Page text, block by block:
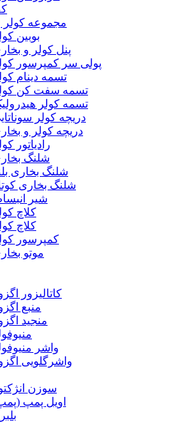
مجموعه کولر
بوبین
پنل کولر و
پولی سر کمپرسور
تسمه دینام
تسمه سفت کن
تسمه کولر
دریچه کولر
دریچه کولر و
رادیاتور
شلنگ
شلنگ بخاری
شلنگ بخاری
شیر
کلاچ
کلاچ
کمپرسور
موتو
کاتالیزور
منبع
منجید
واشر
واشرگلویی
سوزن
اویل پمپ